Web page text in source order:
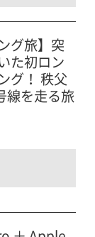
グ旅】突
た初ロン
グ！ 秩父
線を走る旅